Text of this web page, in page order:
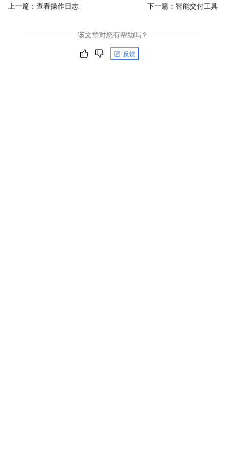
上一篇： 查看操作日志 下一篇： 智能交付工具
该文章对您有帮助吗？
反馈